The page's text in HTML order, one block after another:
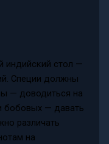
индийский стол —
Специи должны
— доводиться на
бобовых — давать
различать
на